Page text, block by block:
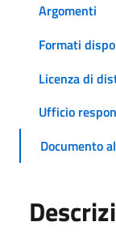
Argomenti
Formati
Licenza di
Ufficio
Documento